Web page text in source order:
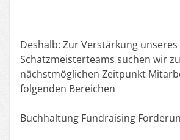
Deshalb: Zur Verstärkung unseres
Schatzmeisterteams suchen wir
nächstmöglichen Zeitpunkt
folgenden Bereichen
Buchhaltung Fundraising